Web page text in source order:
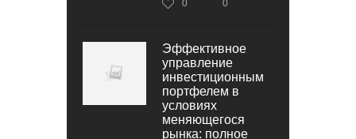
0 0
Эффективное
управление
инвестиционным
портфелем в
условиях
меняющегося
рынка: полное